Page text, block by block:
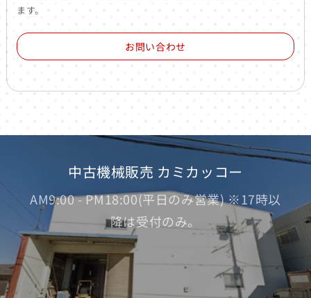
ます。
お問い合わせ
中古機械販売 カミカッコー
AM9:00 - PM18:00(平日のみ営業) ※17時以
降は受付のみ。